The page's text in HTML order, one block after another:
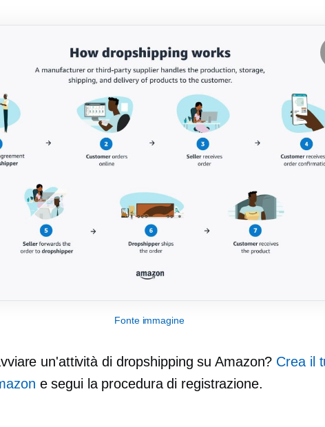
Fonte immagine
un'attività di dropshipping su Amazon? Crea il
e segui la procedura di registrazione.